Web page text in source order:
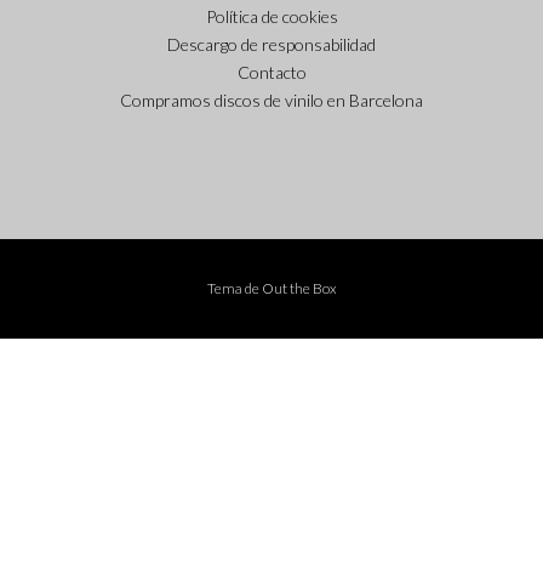
Política de cookies
Descargo de responsabilidad
Contacto
Compramos discos de vinilo en Barcelona
Tema de Out the Box